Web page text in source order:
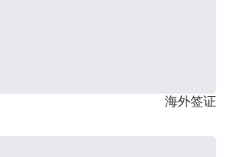
海外签证